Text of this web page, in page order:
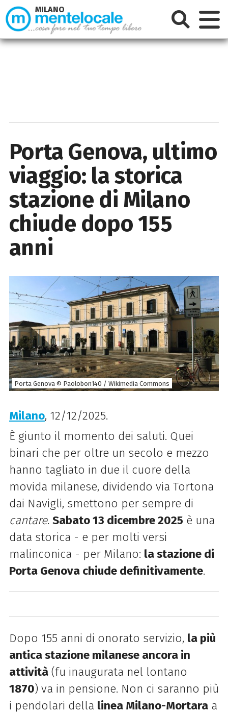
Porta Genova, ultimo
viaggio: la storica
stazione di Milano
chiude dopo 155
anni
Porta Genova © Paolobon140 / Wikimedia Commons
Milano, 12/12/2025.
È giunto il momento dei saluti. Quei
binari che per oltre un secolo e mezzo
hanno tagliato in due il cuore della
movida milanese, dividendo via Tortona
dai Navigli, smettono per sempre di
cantare. Sabato 13 dicembre 2025 è una
data storica - e per molti versi
malinconica - per Milano: la stazione di
Porta Genova chiude definitivamente.
Dopo 155 anni di onorato servizio, la più
antica stazione milanese ancora in
attività(fu inaugurata nel lontano
1870) va in pensione. Non ci saranno più
i pendolari della linea Milano-Mortaraa
MILANO